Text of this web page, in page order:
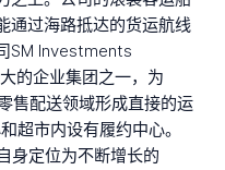
通过海路抵达的货运航线
SM Investments
的企业集团之一，为
售配送领域形成直接的运
超市内设有履约中心。
身定位为不断增长的